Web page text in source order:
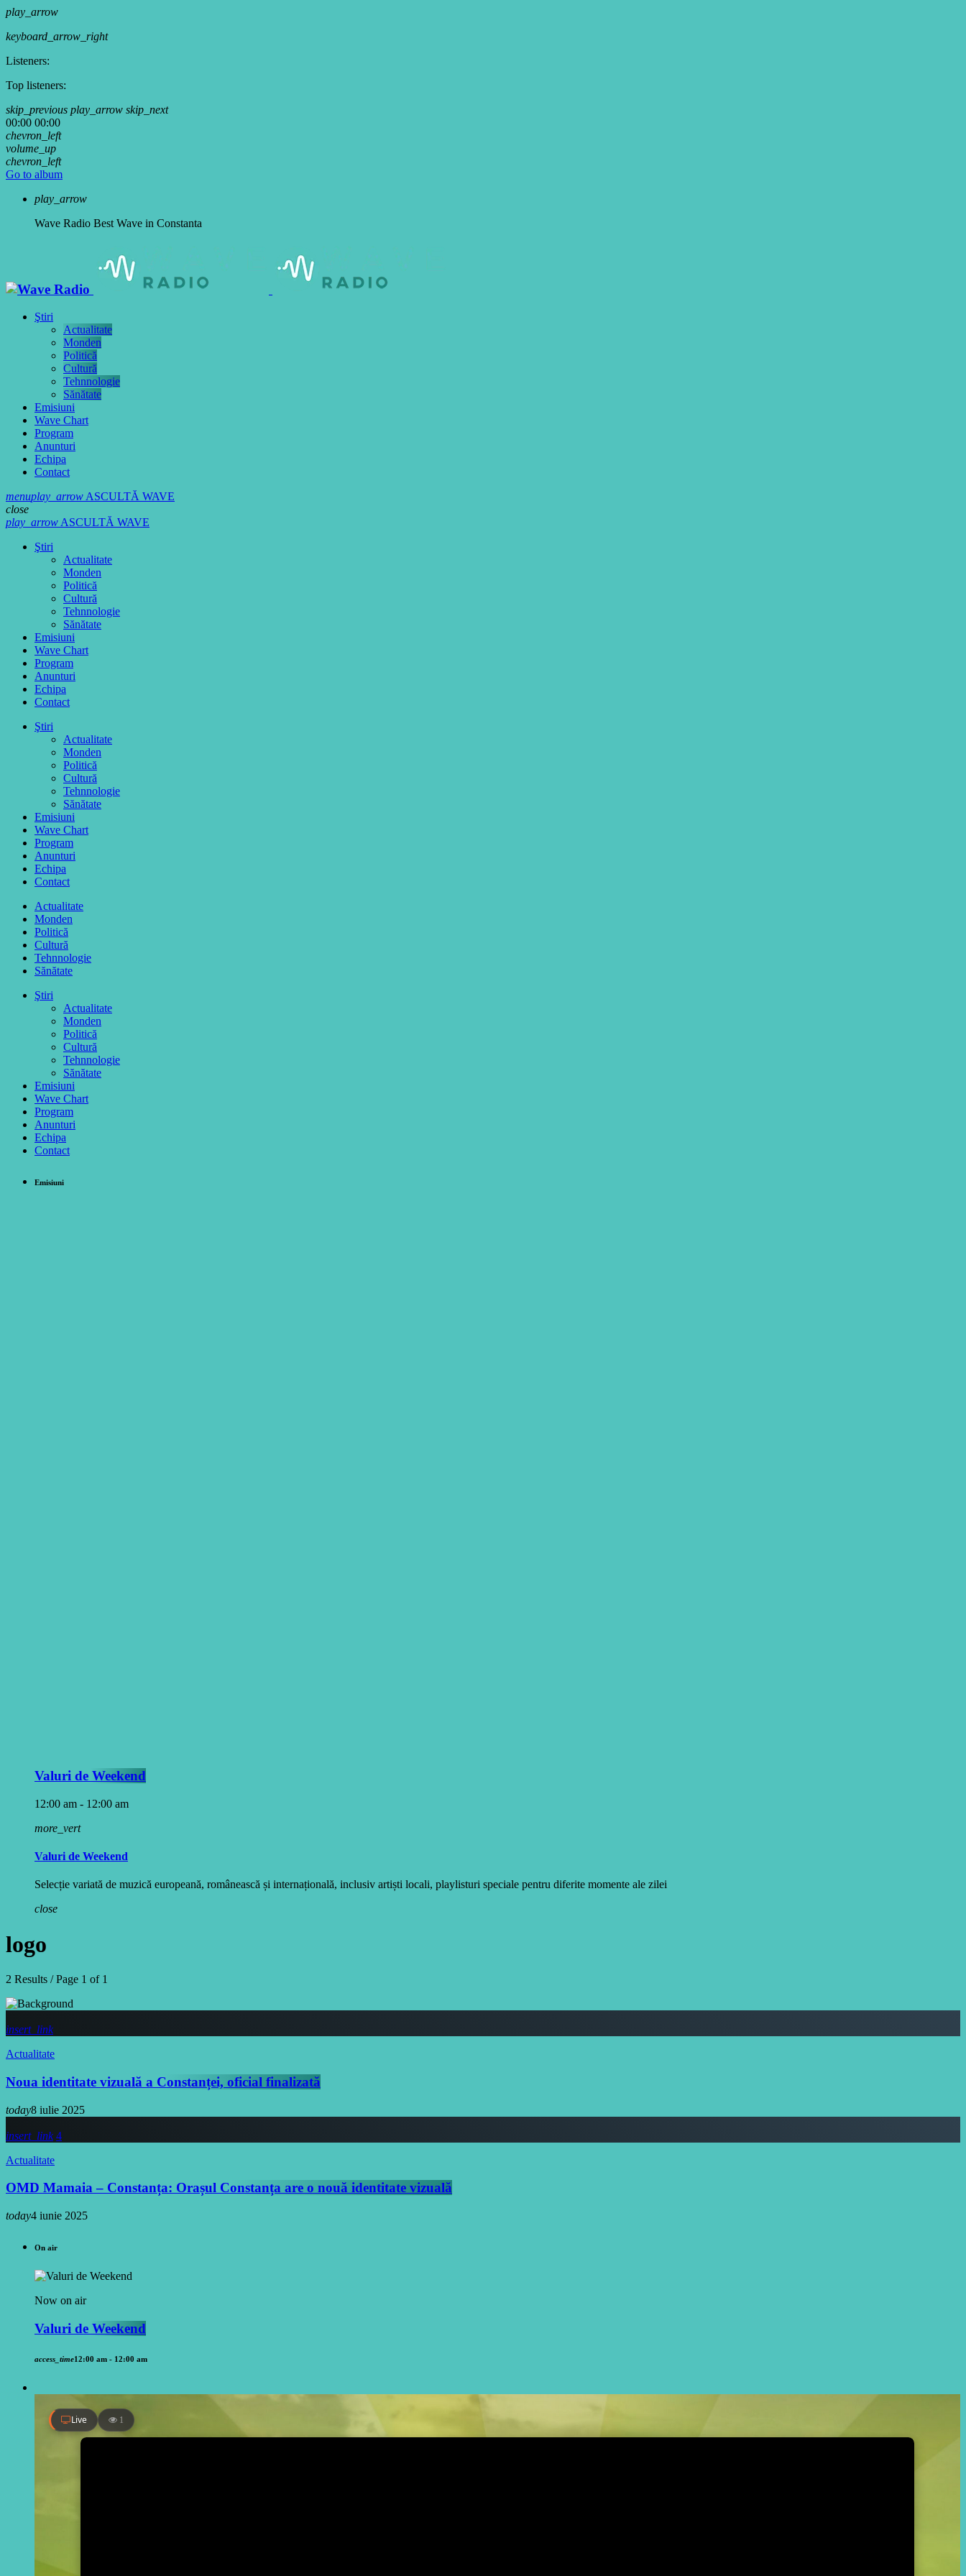
play_arrow
keyboard_arrow_right
Listeners:
Top listeners:
skip_previous play_arrow skip_next
00:00 00:00
chevron_left
volume_up
chevron_left
Go to album
play_arrow
Wave Radio Best Wave in Constanta
Ştiri
Actualitate
Monden
Politică
Cultură
Tehnnologie
Sănătate
Emisiuni
Wave Chart
Program
Anunturi
Echipa
Contact
menuplay_arrowASCULTĂ WAVE
close
play_arrowASCULTĂ WAVE
Ştiri
Actualitate
Monden
Politică
Cultură
Tehnnologie
Sănătate
Emisiuni
Wave Chart
Program
Anunturi
Echipa
Contact
Ştiri
Actualitate
Monden
Politică
Cultură
Tehnnologie
Sănătate
Emisiuni
Wave Chart
Program
Anunturi
Echipa
Contact
Actualitate
Monden
Politică
Cultură
Tehnnologie
Sănătate
Ştiri
Actualitate
Monden
Politică
Cultură
Tehnnologie
Sănătate
Emisiuni
Wave Chart
Program
Anunturi
Echipa
Contact
Emisiuni
Valuri de Weekend
12:00 am - 12:00 am
more_vert
Valuri de Weekend
Selecție variată de muzică europeană, românească și internațională, inclusiv artiști locali, playlisturi speciale pentru diferite momente ale zilei
close
logo
2 Results / Page 1 of 1
insert_link
Actualitate
Noua identitate vizuală a Constanței, oficial finalizată
today8 iulie 2025
insert_link 4
Actualitate
OMD Mamaia – Constanța: Orașul Constanța are o nouă identitate vizuală
today4 iunie 2025
On air
Now on air
Valuri de Weekend
access_time12:00 am - 12:00 am